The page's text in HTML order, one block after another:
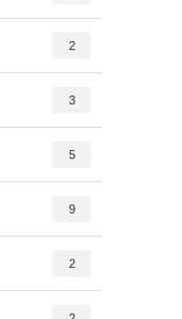
2
3
5
9
2